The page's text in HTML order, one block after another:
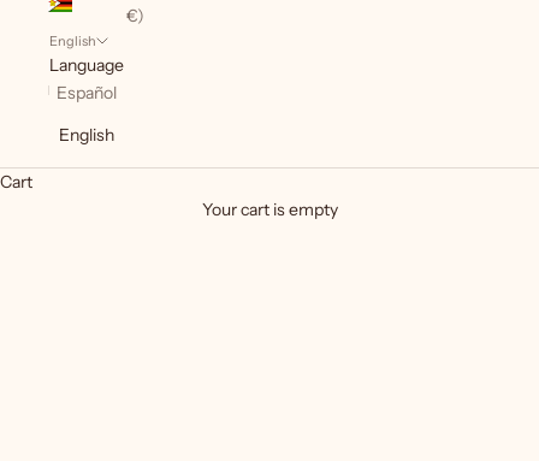
€)
English
Language
Español
English
Cart
Your cart is empty